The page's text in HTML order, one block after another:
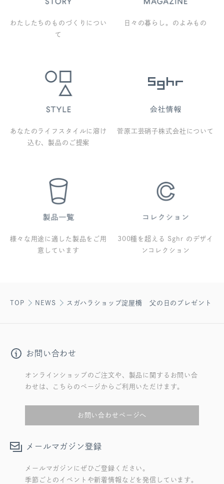
わたしたちのものづくりについ
て
日々の暮らし。のよみもの
あなたのライフスタイルに溶け
込む、製品のご提案
菅原工芸硝子株式会社について
様々な用途に適した製品をご用
意しています
300種を超える Sghr のデザイ
ンコレクション
TOP NEWS スガハラショップ淀屋橋 父の日のプレゼント
お問い合わせ
オンラインショップのご注文や、製品に関するお問い合
わせは、こちらのページからご利用いただけます。
お問い合わせページへ
メールマガジン登録
メールマガジンにぜひご登録ください。
季節ごとのイベントや新着情報などを発信しています。